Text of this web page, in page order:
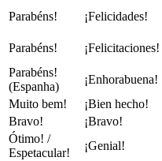
Parabéns!
¡Felicidades!
Parabéns! ¡Felicitaciones!
Parabéns!
(Espanha)
¡Enhorabuena!
Muito bem!
¡Bien hecho!
Bravo!
¡Bravo!
Ótimo! /
Espetacular!
¡Genial!